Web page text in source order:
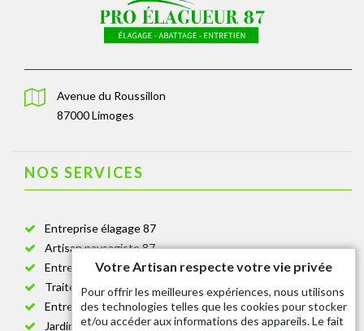
Avenue du Roussillon
87000 Limoges
NOS SERVICES
Entreprise élagage 87
Artisan paysagiste 87
Entreprise de jardinage 87
Traitement anti-chenille 87
Entreprise abattage arbre 87
Jardinier taille de haie 87
Votre Artisan respecte votre vie privée
Pour offrir les meilleures expériences, nous utilisons
des technologies telles que les cookies pour stocker
et/ou accéder aux informations des appareils. Le fait